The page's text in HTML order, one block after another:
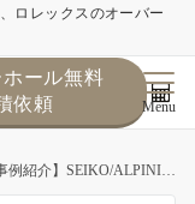
ロレックスのオーバー
ール無料
依頼
Menu
介】SEIKO/ALPINIST/オーバーホール